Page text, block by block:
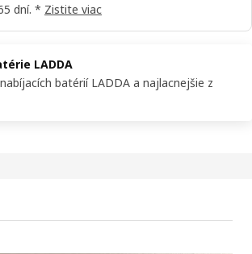
dní. * Zistite viac
LADDA
batérií LADDA a najlacnejšie z